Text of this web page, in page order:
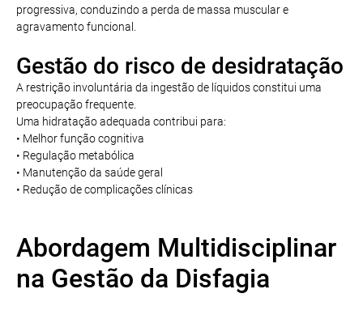
progressiva, conduzindo a perda de massa muscular e
agravamento funcional.
Gestão do risco de desidratação
A restrição involuntária da ingestão de líquidos constitui uma
preocupação frequente.
Uma hidratação adequada contribui para:
• Melhor função cognitiva
• Regulação metabólica
• Manutenção da saúde geral
• Redução de complicações clínicas
Abordagem Multidisciplinar
na Gestão da Disfagia